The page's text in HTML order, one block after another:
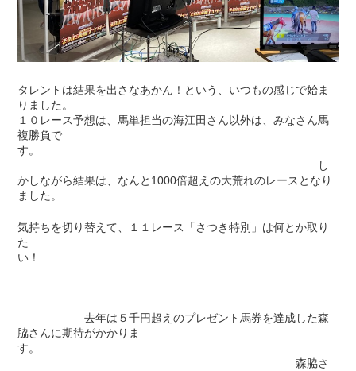
タレントは結果を出さなあかん！という、いつもの感じで始ま
りました。
１０レース予想は、馬単担当の海江田さん以外は、みなさん馬
複勝負で
す。
し
かしながら結果は、なんと1000倍超えの大荒れのレースとなり
ました。
気持ちを切り替えて、１１レース「さつき特別」は何とか取り
た
い！
去年は５千円超えのプレゼント馬券を達成した森
脇さんに期待がかかりま
す。
森脇さ